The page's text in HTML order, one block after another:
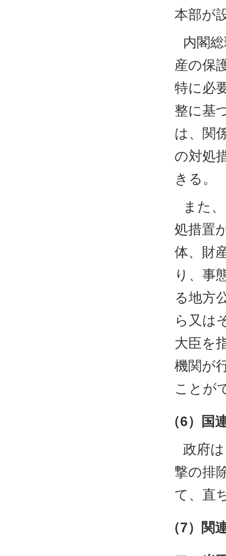
本部が
内閣
産の保
特に必
整に基
は、関
の対処
きる。
また
処措置
体、財
り、事
る地方
ら又は
大臣を
機関が
ことが
（6）国
政府
撃の排
て、直
（7）関